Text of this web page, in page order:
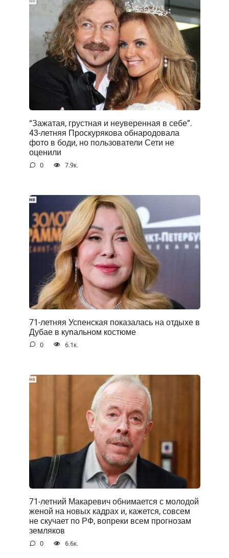
“Зажатая, грустная и неуверенная в себе”.
43-летняя Проскурякова обнародовала
фото в боди, но пользователи Сети не
оценили
0 7.9к.
71-летняя Успенская показалась на отдыхе в
Дубае в куnальном костюме
0 6.1к.
71-летний Макаревич обнимается с молодой
женой на новых кадрах и, кажется, совсем
не скучает по РФ, вопреки всем прогнозам
земляков
0 6.6к.